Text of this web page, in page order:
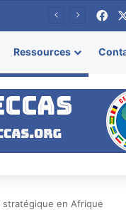
Ressources
stratégique en Afrique